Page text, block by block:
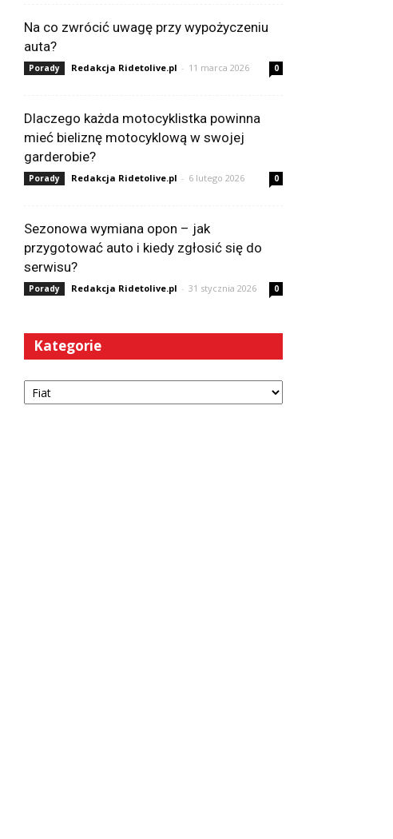
Na co zwrócić uwagę przy wypożyczeniu
auta?
Porady Redakcja Ridetolive.pl - 11 marca 2026 0
Dlaczego każda motocyklistka powinna
mieć bieliznę motocyklową w swojej
garderobie?
Porady Redakcja Ridetolive.pl - 6 lutego 2026 0
Sezonowa wymiana opon – jak
przygotować auto i kiedy zgłosić się do
serwisu?
Porady Redakcja Ridetolive.pl - 31 stycznia 2026 0
Kategorie
Kategorie